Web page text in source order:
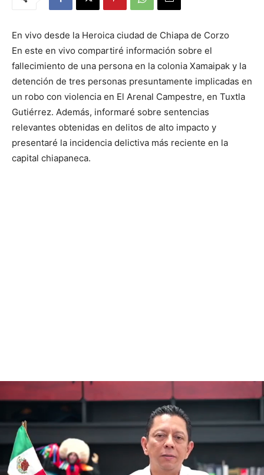
En vivo desde la Heroica ciudad de Chiapa de Corzo
En este en vivo compartiré información sobre el
fallecimiento de una persona en la colonia Xamaipak y la
detención de tres personas presuntamente implicadas en
un robo con violencia en El Arenal Campestre, en Tuxtla
Gutiérrez. Además, informaré sobre sentencias
relevantes obtenidas en delitos de alto impacto y
presentaré la incidencia delictiva más reciente en la
capital chiapaneca.